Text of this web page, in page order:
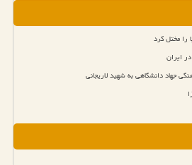
را مختل کرد
ایران
جهاد دانشگاهی به شهید لاریجانی